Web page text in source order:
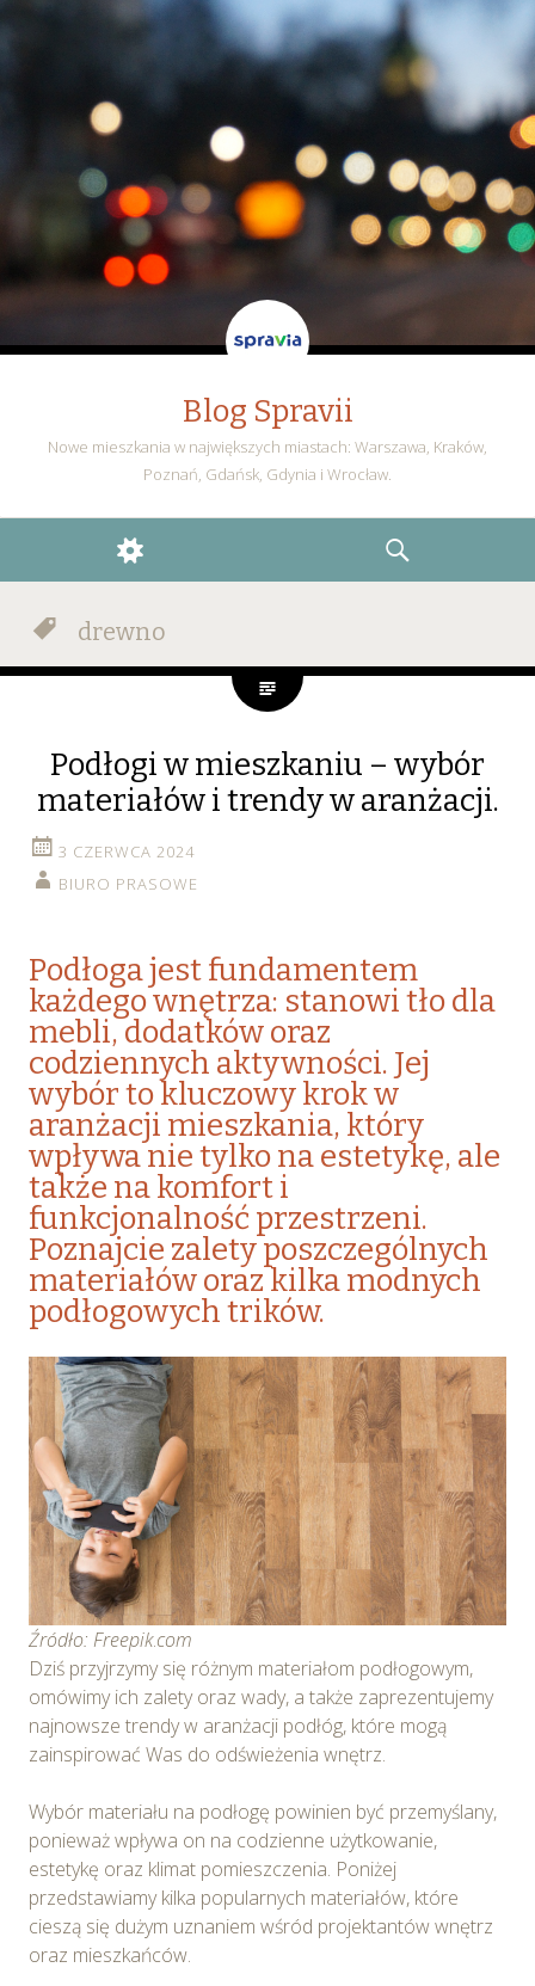
Blog Spravii
Nowe mieszkania w największych miastach: Warszawa, Kraków,
Poznań, Gdańsk, Gdynia i Wrocław.
WIDGETS
SEARCH
drewno
Podłogi w mieszkaniu – wybór
materiałów i trendy w aranżacji.
3 CZERWCA 2024
BIURO PRASOWE
Podłoga jest fundamentem
każdego wnętrza: stanowi tło dla
mebli, dodatków oraz
codziennych aktywności. Jej
wybór to kluczowy krok w
aranżacji mieszkania, który
wpływa nie tylko na estetykę, ale
także na komfort i
funkcjonalność przestrzeni.
Poznajcie zalety poszczególnych
materiałów oraz kilka modnych
podłogowych trików.
Źródło: Freepik.com
Dziś przyjrzymy się różnym materiałom podłogowym,
omówimy ich zalety oraz wady, a także zaprezentujemy
najnowsze trendy w aranżacji podłóg, które mogą
zainspirować Was do odświeżenia wnętrz.
Wybór materiału na podłogę powinien być przemyślany,
ponieważ wpływa on na codzienne użytkowanie,
estetykę oraz klimat pomieszczenia. Poniżej
przedstawiamy kilka popularnych materiałów, które
cieszą się dużym uznaniem wśród projektantów wnętrz
oraz mieszkańców.